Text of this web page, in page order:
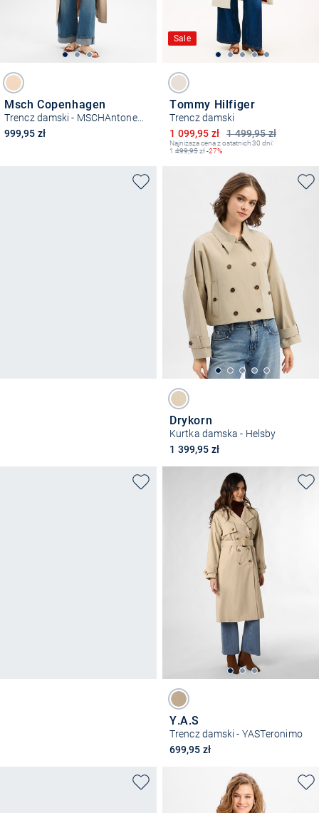
Msch Copenhagen
Trencz damski - MSCHAntonella
999,95 zł
Sale
Tommy Hilfiger
Trencz damski
1 499,95 zł
Obniżona cena
1 099,95 zł
Najniższa cena z ostatnich 30 dni:
1 499,95zł-27%
Drykorn
Kurtka damska - Helsby
1 399,95 zł
Y.A.S
Trencz damski - YASTeronimo
699,95 zł